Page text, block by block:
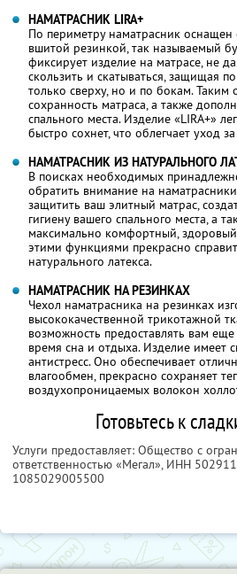
НАМАТРАСНИК LIRA+
По периметру наматрасник
вшитой резинкой, так называемый
фиксирует изделие на матрасе, не
скользить и скатываться, защищая
только сверху, но и по бокам. Таким
сохранность матраса, а также
спального места. Изделие «LIRA+»
быстро сохнет, что облегчает уход
НАМАТРАСНИК ИЗ НАТУРАЛЬНОГО
В поисках необходимых
обратить внимание на
защитить ваш элитный матрас,
гигиену вашего спального места, а
максимально комфортный,
этими функциями прекрасно
натурального латекса.
НАМАТРАСНИК НА РЕЗИНКАХ
Чехол наматрасника на резинках
высококачественной трикотажной
возможность предоставлять вам
время сна и отдыха. Изделие имеет
антистресс. Оно обеспечивает
влагообмен, прекрасно сохраняет
воздухопроницаемых волокон
Готовьтесь к
Услуги предоставляет: Общество с
ответственностью «Мегал», ИНН
1085029005500